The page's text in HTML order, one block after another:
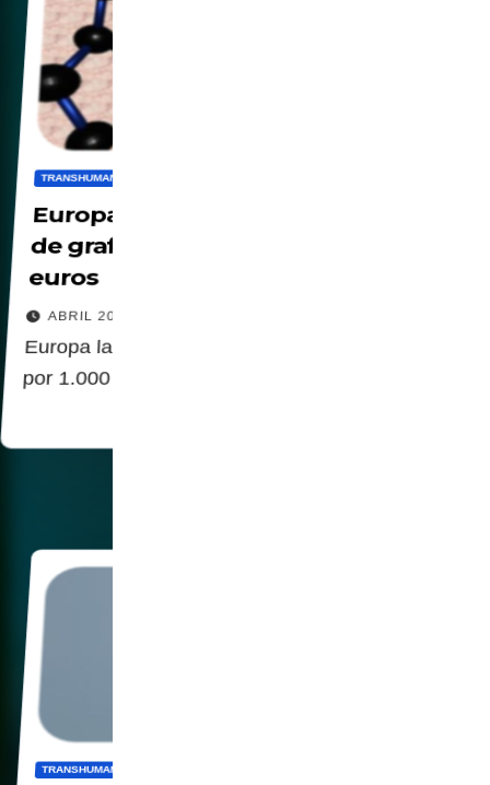
TRANSHUMANISMO
Europa lanza el proyecto Flagship
de grafeno por 1.000 millones de
euros
ABRIL 20, 2022
Europa lanza el proyecto Flagship de grafeno
por 1.000 millones de dólares
TRANSHUMANISMO